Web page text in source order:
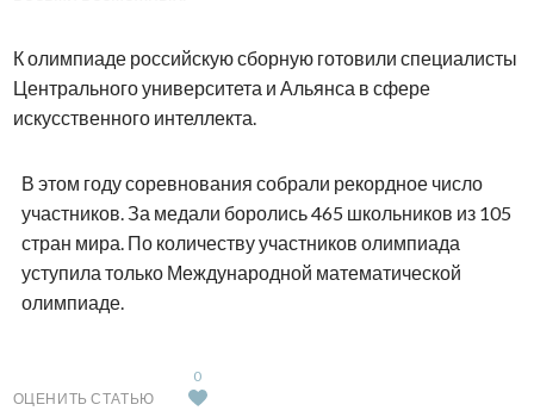
К олимпиаде российскую сборную готовили специалисты
Центрального университета и Альянса в сфере
искусственного интеллекта.
В этом году соревнования собрали рекордное число
участников. За медали боролись 465 школьников из 105
стран мира. По количеству участников олимпиада
уступила только Международной математической
олимпиаде.
ОЦЕНИТЬ СТАТЬЮ
0